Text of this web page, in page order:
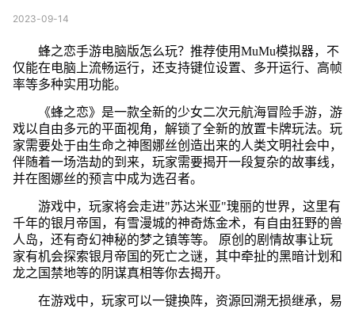
2023-09-14
蜂之恋手游电脑版怎么玩？推荐使用MuMu模拟器，不
仅能在电脑上流畅运行，还支持键位设置、多开运行、高帧
率等多种实用功能。
《蜂之恋》是一款全新的少女二次元航海冒险手游，游
戏以自由多元的平面视角，解锁了全新的放置卡牌玩法。玩
家需要处于由生命之神图娜丝创造出来的人类文明社会中，
伴随着一场浩劫的到来，玩家需要揭开一段复杂的故事线，
并在图娜丝的预言中成为选召者。
游戏中，玩家将会走进"苏达米亚"瑰丽的世界，这里有
千年的银月帝国，有雪漫城的神奇炼金术，有自由狂野的兽
人岛，还有奇幻神秘的梦之镇等等。 原创的剧情故事让玩
家有机会探索银月帝国的死亡之谜，其中牵扯的黑暗计划和
龙之国禁地等的阴谋真相等你去揭开。
在游戏中，玩家可以一键换阵，资源回溯无损继承，易